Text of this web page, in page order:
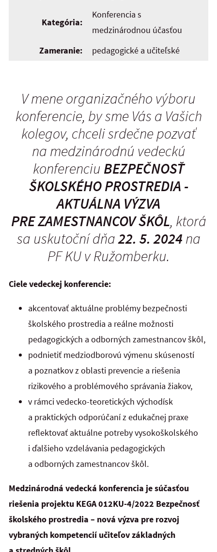
Kategória:
Konferencia s
medzinárodnou účasťou
Zameranie:
pedagogické a učiteľské
V mene organizačného výboru
konferencie, by sme Vás a Vašich
kolegov, chceli srdečne pozvať
na medzinárodnú vedeckú
konferenciu BEZPEČNOSŤ
ŠKOLSKÉHO PROSTREDIA -
AKTUÁLNA VÝZVA
PRE ZAMESTNANCOV ŠKÔL, ktorá
sa uskutoční dňa22. 5. 2024 na
PF KU v Ružomberku.
Ciele vedeckej konferencie:
akcentovať aktuálne problémy bezpečnosti
školského prostredia a reálne možnosti
pedagogických a odborných zamestnancov škôl,
podnietiť medziodborovú výmenu skúseností
a poznatkov z oblasti prevencie a riešenia
rizikového a problémového správania žiakov,
v rámci vedecko-teoretických východísk
a praktických odporúčaní z edukačnej praxe
reflektovať aktuálne potreby vysokoškolského
i ďalšieho vzdelávania pedagogických
a odborných zamestnancov škôl.
Medzinárodná vedecká konferencia je súčasťou
riešenia projektu KEGA 012KU-4/2022 Bezpečnosť
školského prostredia – nová výzva pre rozvoj
vybraných kompetencií učiteľov základných